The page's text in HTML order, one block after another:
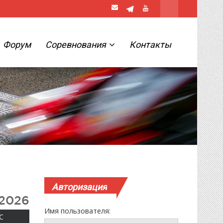
Форум Соревнования Контакты
ВОСКРЕСЕНЬЕ
Авторизация
Имя пользователя: